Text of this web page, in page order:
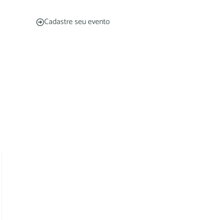
Cadastre seu evento